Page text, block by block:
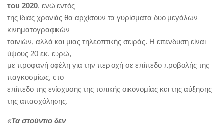
του 2020, ενώ εντός
της ίδιας χρονιάς θα αρχίσουν τα γυρίσματα δυο μεγάλων
κινηματογραφικών
ταινιών, αλλά και μιας τηλεοπτικής σειράς. Η επένδυση είναι
ύψους 20 εκ. ευρώ,
με προφανή οφέλη για την περιοχή σε επίπεδο προβολής της
παγκοσμίως, στο
επίπεδο της ενίσχυσης της τοπικής οικονομίας και της αύξησης
της απασχόλησης.
«Τα στούντιο δεν